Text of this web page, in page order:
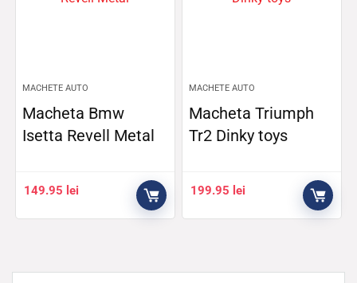
MACHETE AUTO
Macheta Bmw
Isetta Revell Metal
149.95 lei
MACHETE AUTO
Macheta Triumph
Tr2 Dinky toys
199.95 lei